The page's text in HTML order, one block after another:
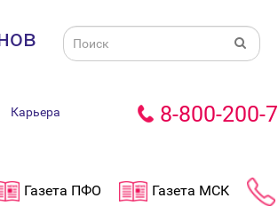
Карьера 8-800-200-
Газета ПФО Газета МСК